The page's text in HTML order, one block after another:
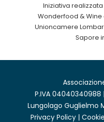
Iniziativa
Wonderfood &
Unioncamere
Sapore
P.IVA 04040340988
Lungolago Guglielmo
Privacy Policy |